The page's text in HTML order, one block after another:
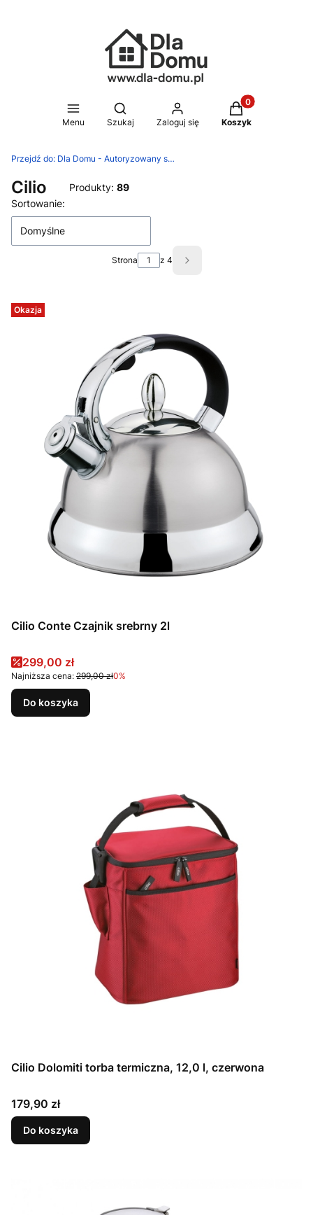
Menu
Otwórz wyszukiwarkę
Szukaj Zaloguj się
Produkty w
Koszyk
Przejdź do: Dla Domu - Autoryzowany sklep Silit, WMF, Zwilling
Cilio Produkty: 89
Lista produktów
Sortowanie:
Domyślne
Strona z 4 Następne produkty
Okazja
Cilio Conte Czajnik srebrny 2l
Cena promocyjna
299,00 zł
Najniższa cena: 299,00 zł0%
Do koszyka
Cilio Dolomiti torba termiczna, 12,0 l, czerwona
Cena
179,90 zł
Do koszyka